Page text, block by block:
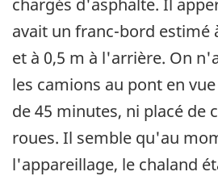
avait un franc-bord estimé
et à 0,5 m à l'arrière. On
les camions au pont en
de 45 minutes, ni placé de
roues. Il semble qu'au
l'appareillage, le chaland